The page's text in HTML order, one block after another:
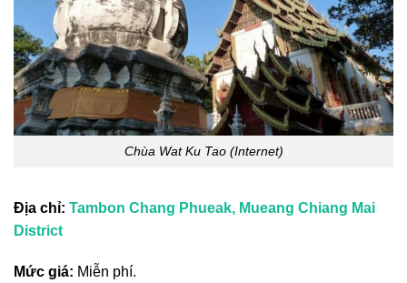
Chùa Wat Ku Tao (Internet)
Địa chỉ: Tambon Chang Phueak, Mueang Chiang Mai
District
Mức giá: Miễn phí.